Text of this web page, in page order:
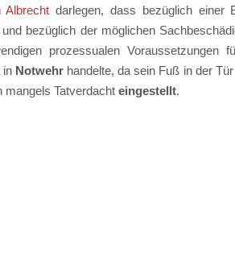
Albrecht darlegen, dass bezüglich einer
und bezüglich der möglichen
prozessualen Voraussetzungen
in Notwehrhandelte, da sein Fuß in der
mangels Tatverdacht eingestellt.